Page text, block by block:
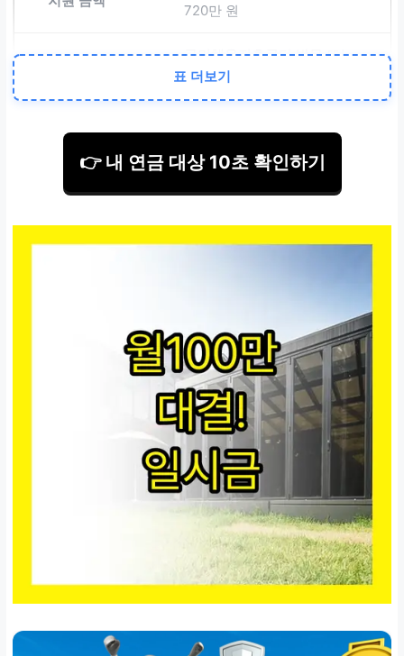
720만 원
국민체육진흥공단 방문 또는
등기우편
은메달·동메달리스트
은 75만 원 / 동 52만 원 (월 지
급)
표 더보기
👉 내 연금 대상 10초 확인하기